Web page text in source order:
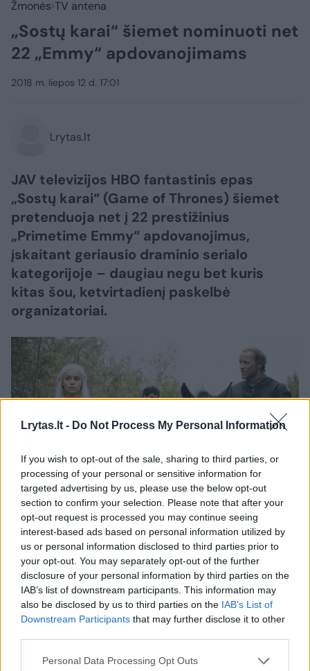
Lrytas.lt - Do Not Process My Personal Information
If you wish to opt-out of the sale, sharing to third parties, or
processing of your personal or sensitive information for
targeted advertising by us, please use the below opt-out
section to confirm your selection. Please note that after your
opt-out request is processed you may continue seeing
interest-based ads based on personal information utilized by
us or personal information disclosed to third parties prior to
your opt-out. You may separately opt-out of the further
disclosure of your personal information by third parties on the
IAB’s list of downstream participants. This information may
also be disclosed by us to third parties on the IAB’s List of
Downstream Participants that may further disclose it to other
Personal Data Processing Opt Outs
Žmonės TV antena
„Sostų karai“ šiemet nominuoti net
22 „Emmy“ apdovanojimams
2018 m. liepos 12 d. 17:01
Lrytas.lt
JAV televizijos HBO fantastinis epas
„Sostų karai“ (Game of Thrones) šiemet
pretenduoja net į 22 prestižinius
„Primetime Emmy“ apdovanojimus,
įskaitant geriausio draminio serialo
kategorijoje – daugiau negu bet kuris
kitas šou, ketvirtadienį paskelbė
organizatoriai.
Daugiau nuotraukų (1)
Serialas, vaizduojantis kilmingųjų šeimų kovą
dėl Geležinio sosto išgalvotame Vesteroso
žemyne ir žmonių pasauliui pavojų keliančią
Baltųjų klajūnų armiją, įtemptai varžysis su jau
daug metų „Emmy“ statulėles šluojančia
muzikine NBC satyrine laida „Saturday Night